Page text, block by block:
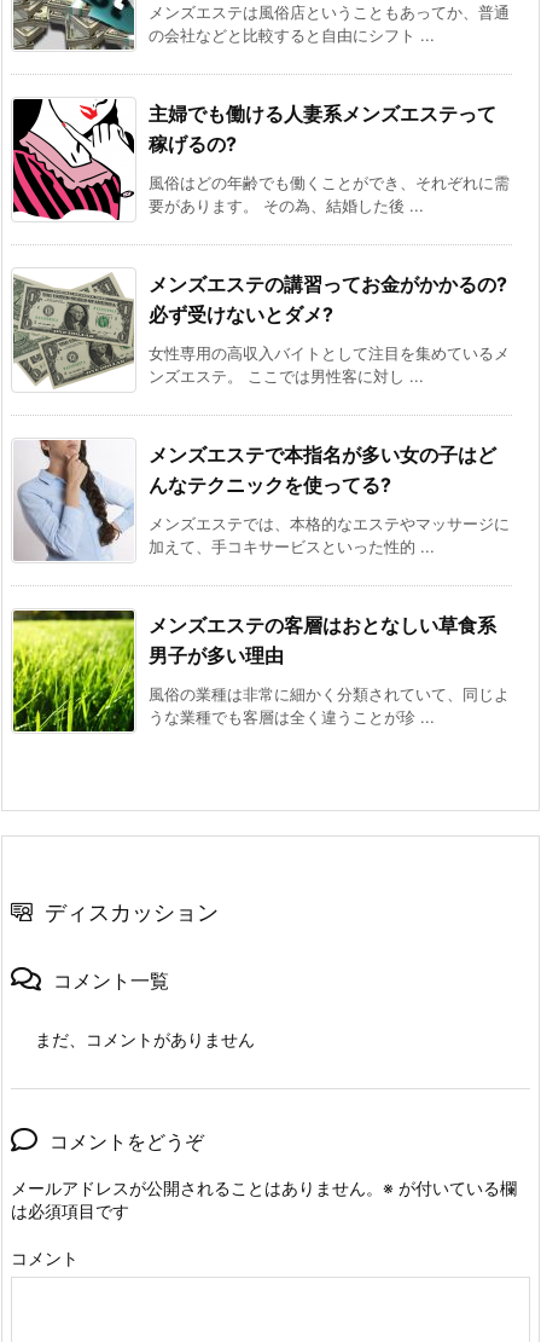
メンズエステは風俗店ということもあってか、普通
の会社などと比較すると自由にシフト ...
主婦でも働ける人妻系メンズエステって
稼げるの?
風俗はどの年齢でも働くことができ、それぞれに需
要があります。 その為、結婚した後 ...
メンズエステの講習ってお金がかかるの?
必ず受けないとダメ?
女性専用の高収入バイトとして注目を集めているメ
ンズエステ。 ここでは男性客に対し ...
メンズエステで本指名が多い女の子はど
んなテクニックを使ってる?
メンズエステでは、本格的なエステやマッサージに
加えて、手コキサービスといった性的 ...
メンズエステの客層はおとなしい草食系
男子が多い理由
風俗の業種は非常に細かく分類されていて、同じよ
うな業種でも客層は全く違うことが珍 ...
ディスカッション
コメント一覧
まだ、コメントがありません
コメントをどうぞ
メールアドレスが公開されることはありません。 ※ が付いている欄
は必須項目です
コメント